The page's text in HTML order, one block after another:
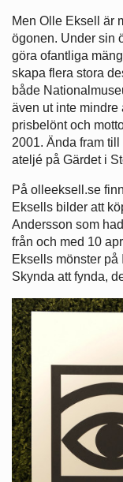
Men Olle Eksell är
ögonen. Under sin
göra ofantliga
skapa flera stora
både
även ut inte mindre
prisbelönt och
2001. Ända fram
ateljé på Gärdet i
På olleeksell.se
Eksells bilder att
Andersson som
från och med 10
Eksells mönster
Skynda att fynda,